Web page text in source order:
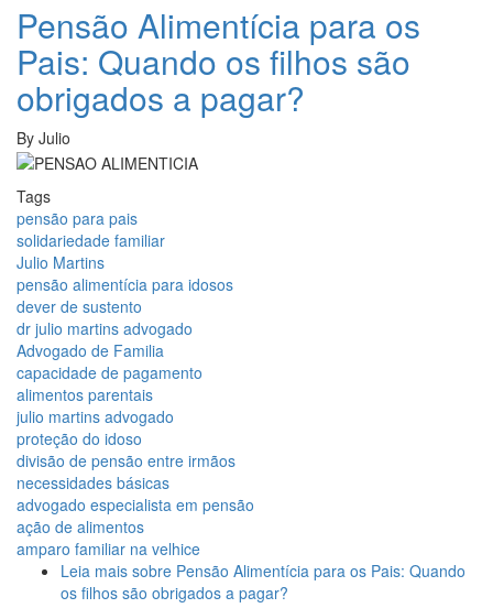
Pensão Alimentícia para os
Pais: Quando os filhos são
obrigados a pagar?
By Julio
Tags
pensão para pais
solidariedade familiar
Julio Martins
pensão alimentícia para idosos
dever de sustento
dr julio martins advogado
Advogado de Familia
capacidade de pagamento
alimentos parentais
julio martins advogado
proteção do idoso
divisão de pensão entre irmãos
necessidades básicas
advogado especialista em pensão
ação de alimentos
amparo familiar na velhice
Leia mais sobre Pensão Alimentícia para os Pais: Quando
os filhos são obrigados a pagar?